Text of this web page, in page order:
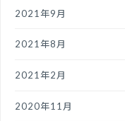
2021年9月
2021年8月
2021年2月
2020年11月